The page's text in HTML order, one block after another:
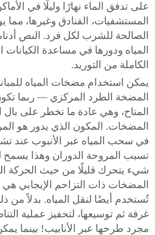
المستشفيات، الفنادق وغيرها، مما
الصالحة للشرب لكل فرد. النص
المياه ودورها في مساعدة الكيانات
الكاملة من التوريد.
يمكن استخدام مضخات المياه
المضخة الطرد المركزي — ربما
المتاح، وهي عادة ما تخطر على
في سحب المياه عبر الأنبوب عند
تسبب المروحة الدوران وهذا يسمح
شيء يتحرك قليلًا من حيث الحركة
المضخات ذات التزاحم الإيجابي
تُستخدم أيضًا لنقل المياه. بدلاً من
غرفة ثم توسيعها، لتحفيز عملية
مجرد طرحها عبر الأنابيب! بينما